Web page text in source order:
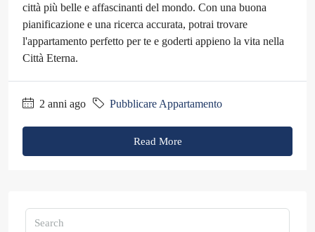
città più belle e affascinanti del mondo. Con una buona
pianificazione e una ricerca accurata, potrai trovare
l'appartamento perfetto per te e goderti appieno la vita nella
Città Eterna.
2 anni ago Pubblicare Appartamento
Read More